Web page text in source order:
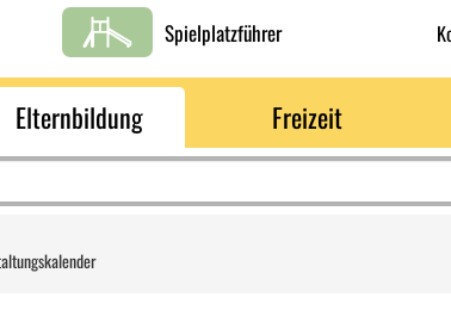
Spielplatzführer
Elternbildung Freizeit